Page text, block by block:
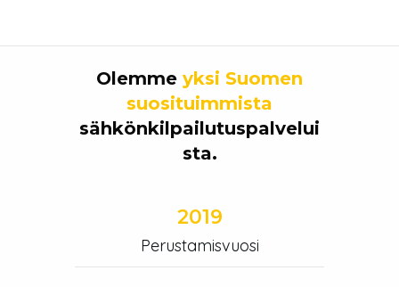
Olemme yksi Suomen
suosituimmista
sähkönkilpailutuspalvelui
sta.
2019
Perustamisvuosi